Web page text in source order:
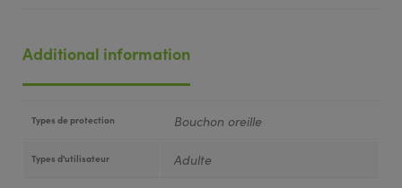
Additional information
Types de protection Bouchon oreille
Types d'utilisateur Adulte